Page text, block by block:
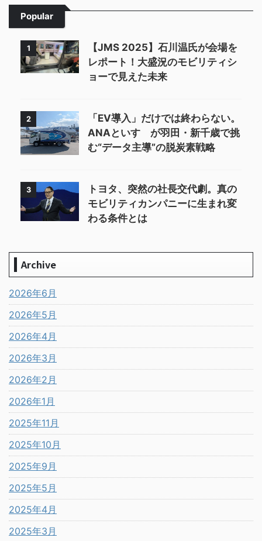
Popular
1
【JMS 2025】石川温氏が会場を
レポート！大盛況のモビリティシ
ョーで見えた未来
2
「EV導入」だけでは終わらない。
ANAといすゞが羽田・新千歳で挑
む“データ主導”の脱炭素戦略
3
トヨタ、突然の社長交代劇。真の
モビリティカンパニーに生まれ変
わる条件とは
Archive
2026年6月
2026年5月
2026年4月
2026年3月
2026年2月
2026年1月
2025年11月
2025年10月
2025年9月
2025年5月
2025年4月
2025年3月